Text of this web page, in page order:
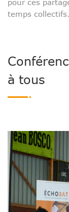
pour ces
temps collectifs.
à tous